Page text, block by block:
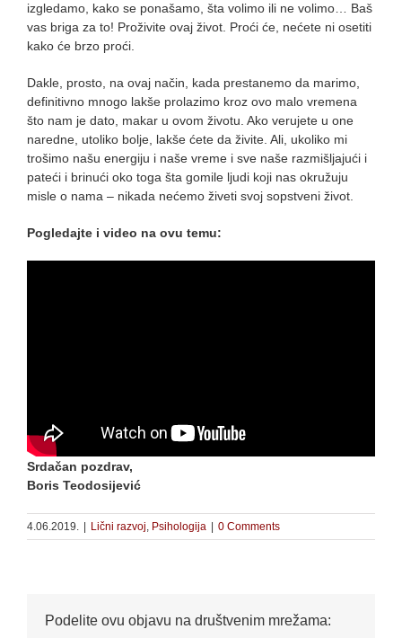
izgledamo, kako se ponašamo, šta volimo ili ne volimo… Baš
vas briga za to! Proživite ovaj život. Proći će, nećete ni osetiti
kako će brzo proći.
Dakle, prosto, na ovaj način, kada prestanemo da marimo,
definitivno mnogo lakše prolazimo kroz ovo malo vremena
što nam je dato, makar u ovom životu. Ako verujete u one
naredne, utoliko bolje, lakše ćete da živite. Ali, ukoliko mi
trošimo našu energiju i naše vreme i sve naše razmišljajući i
pateći i brinući oko toga šta gomile ljudi koji nas okružuju
misle o nama – nikada nećemo živeti svoj sopstveni život.
Pogledajte i video na ovu temu:
Srdačan pozdrav,
Boris Teodosijević
4.06.2019. | Lični razvoj Psihologija | 0 Comments
Podelite ovu objavu na društvenim mrežama: